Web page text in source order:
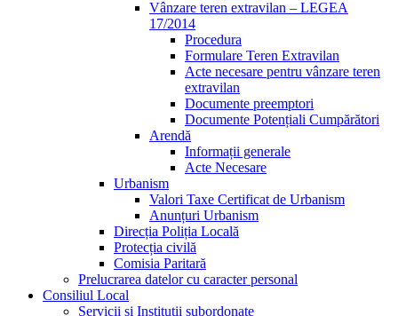
Vânzare teren extravilan – LEGEA
17/2014
Procedura
Formulare Teren Extravilan
Acte necesare pentru vânzare teren
extravilan
Documente preemptori
Documente Potențiali Cumpărători
Arendă
Informații generale
Acte Necesare
Urbanism
Valori Taxe Certificat de Urbanism
Anunțuri Urbanism
Direcția Poliția Locală
Protecția civilă
Comisia Paritară
Prelucrarea datelor cu caracter personal
Consiliul Local
Servicii si Institutii subordonate